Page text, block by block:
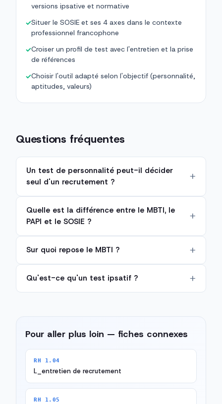
versions ipsative et normative
✓Situer le SOSIE et ses 4 axes dans le contexte
professionnel francophone
✓Croiser un profil de test avec l'entretien et la prise
de références
✓Choisir l'outil adapté selon l'objectif (personnalité,
aptitudes, valeurs)
Questions fréquentes
Un test de personnalité peut-il décider
seul d'un recrutement ?
Quelle est la différence entre le MBTI, le
PAPI et le SOSIE ?
Sur quoi repose le MBTI ?
Qu'est-ce qu'un test ipsatif ?
Pour aller plus loin — fiches connexes
RH 1.04
L_entretien de recrutement
RH 1.05